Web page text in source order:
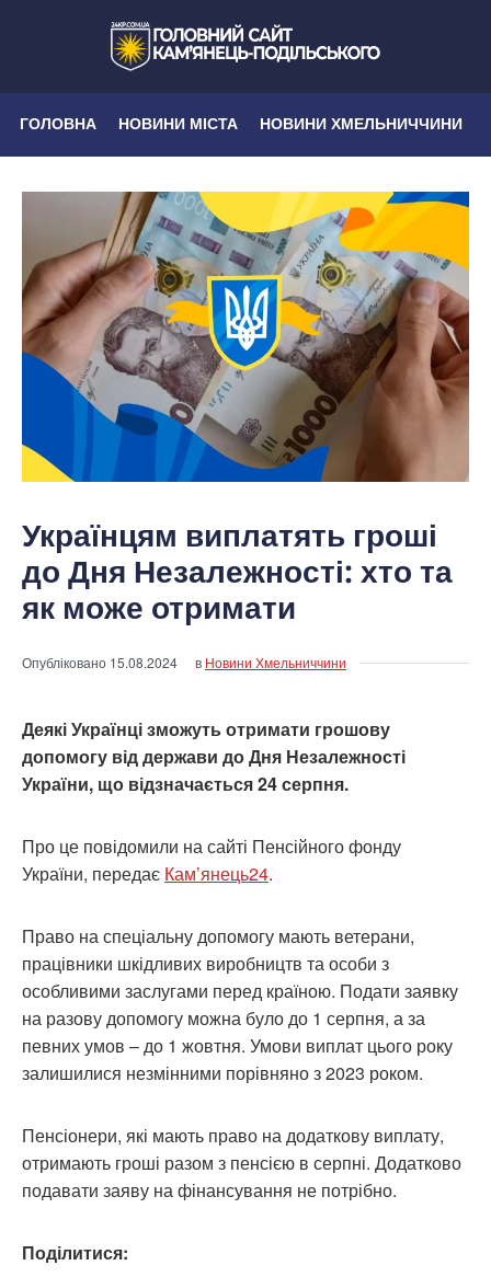
ГОЛОВНА НОВИНИ МІСТА НОВИНИ ХМЕЛЬНИЧЧИНИ
Українцям виплатять гроші
до Дня Незалежності: хто та
як може отримати
Опубліковано 15.08.2024 в Новини Хмельниччини
Деякі Українці зможуть отримати грошову
допомогу від держави до Дня Незалежності
України, що відзначається 24 серпня.
Про це повідомили на сайті Пенсійного фонду
України, передає Кам’янець24.
Право на спеціальну допомогу мають ветерани,
працівники шкідливих виробництв та особи з
особливими заслугами перед країною. Подати заявку
на разову допомогу можна було до 1 серпня, а за
певних умов – до 1 жовтня. Умови виплат цього року
залишилися незмінними порівняно з 2023 роком.
Пенсіонери, які мають право на додаткову виплату,
отримають гроші разом з пенсією в серпні. Додатково
подавати заяву на фінансування не потрібно.
Поділитися: